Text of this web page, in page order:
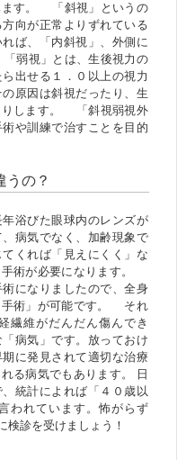
ます。 「斜視」というの
向が正常よりずれている
ば、「内斜視」、外側に
弱視」とは、生後視力の
出せる１．０以上の視力
原因は斜視だったり、生
りします。 「斜視弱視外
や訓練で治すことを目的
うの？
浴びた眼球内のレンズが
病気でなく、加齢現象で
くれば「見えにくく」な
手術が必要になります。
になりましたので、全身
手術」が可能です。 それ
繊維がだんだん傷んでき
病気」です。放っておけ
に発見されて適切な治療
る病気でもあります。 日
統計によれば「４０歳以
われています。怖がらず
検診を受けましょう！